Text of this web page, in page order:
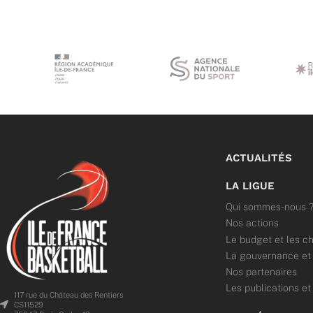
117 rue du Château des Rentiers
CS11529
ACTUALITÉS
LA LIGUE
Qui sommes-nous ?
Nos actions
Le budget et les
La gouvernance et
Nos partenaires
Les publications